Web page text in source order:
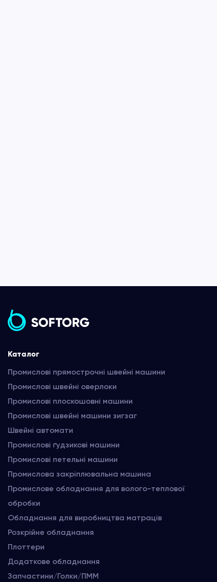
Каталог
Промислові прямострочні швейні машини
Промислові швейні оверлоки
Промислові плоскошовні машини
Промислові швейні машини зигзаг
Швейні автомати
Промислові ґудзикові машини
Промислові петельні машини
Промислова закріплювальна машина
Промислове обладнання для волого-теплової
обробки
Обладнання для виробництва матраців
Розкрійне обладнання
Плоттери
Додаткове обладнання
Запчастини/Голки/ПММ